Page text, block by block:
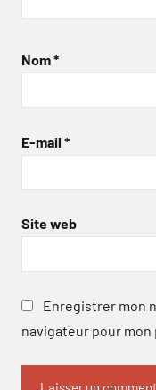
Nom*
E-mail *
Site web
Enregistrer mon
navigateur pour mon